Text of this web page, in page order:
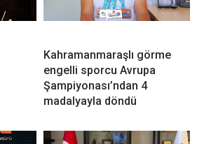
Kahramanmaraşlı görme
engelli sporcu Avrupa
Şampiyonası’ndan 4
madalyayla döndü